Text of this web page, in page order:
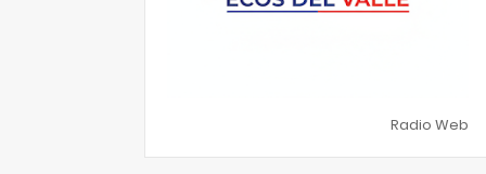
Radio Web